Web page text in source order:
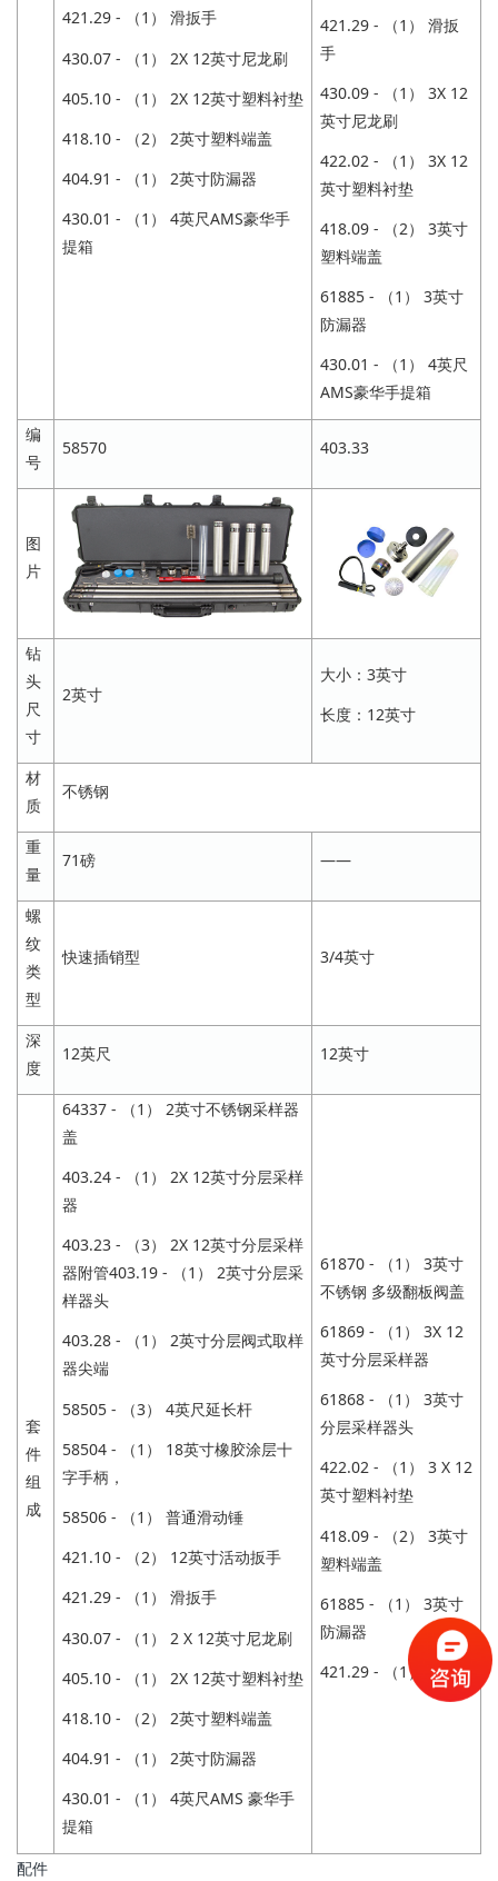
421.29 - （1） 滑扳手
430.07 - （1） 2X 12英寸尼龙刷
405.10 - （1） 2X 12英寸塑料衬垫
418.10 - （2） 2英寸塑料端盖
404.91 - （1） 2英寸防漏器
430.01 - （1） 4英尺AMS豪华手
提箱
421.29 - （1） 滑扳
手
430.09 - （1） 3X 12
英寸尼龙刷
422.02 - （1） 3X 12
英寸塑料衬垫
418.09 - （2） 3英寸
塑料端盖
61885 - （1） 3英寸
防漏器
430.01 - （1） 4英尺
AMS豪华手提箱
编
号
58570 403.33
图
片
钻
头
尺
寸
2英寸
大小：3英寸
长度：12英寸
材
质
不锈钢
重
量
71磅 ——
螺
纹
类
型
快速插销型 3/4英寸
深
度
12英尺 12英寸
套
件
组
成
64337 - （1） 2英寸不锈钢采样器
盖
403.24 - （1） 2X 12英寸分层采样
器
403.23 - （3） 2X 12英寸分层采样
器附管403.19 - （1） 2英寸分层采
样器头
403.28 - （1） 2英寸分层阀式取样
器尖端
58505 - （3） 4英尺延长杆
58504 - （1） 18英寸橡胶涂层十
字手柄，
58506 - （1） 普通滑动锤
421.10 - （2） 12英寸活动扳手
421.29 - （1） 滑扳手
430.07 - （1） 2 X 12英寸尼龙刷
405.10 - （1） 2X 12英寸塑料衬垫
418.10 - （2） 2英寸塑料端盖
404.91 - （1） 2英寸防漏器
430.01 - （1） 4英尺AMS 豪华手
提箱
61870 - （1） 3英寸
不锈钢 多级翻板阀盖
61869 - （1） 3X 12
英寸分层采样器
61868 - （1） 3英寸
分层采样器头
422.02 - （1） 3 X 12
英寸塑料衬垫
418.09 - （2） 3英寸
塑料端盖
61885 - （1） 3英寸
防漏器
421.29 - （1）滑扳手
配件